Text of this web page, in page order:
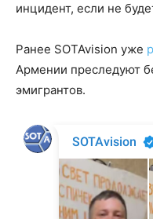
инцидент, если не
Ранее SOTAvision уже
Армении преследуют
эмигрантов.